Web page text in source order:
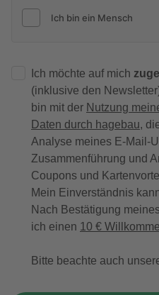
Ich möchte auf mich
(inklusive den
bin mit der Nutzung
Daten durch hagebau,
Analyse meines E-Mail-
Zusammenführung und
Coupons und
Mein Einverständnis
Nach Bestätigung
ich einen 10 €
Bitte beachte auch